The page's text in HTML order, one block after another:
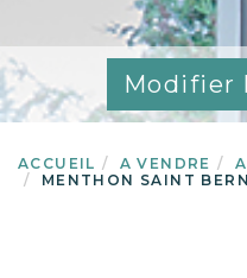
Modifier
ACCUEIL A VENDRE
MENTHON SAINT